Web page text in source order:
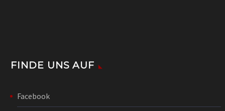
FINDE UNS AUF
Facebook